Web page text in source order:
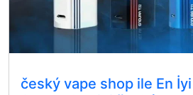
český vape shop ile En